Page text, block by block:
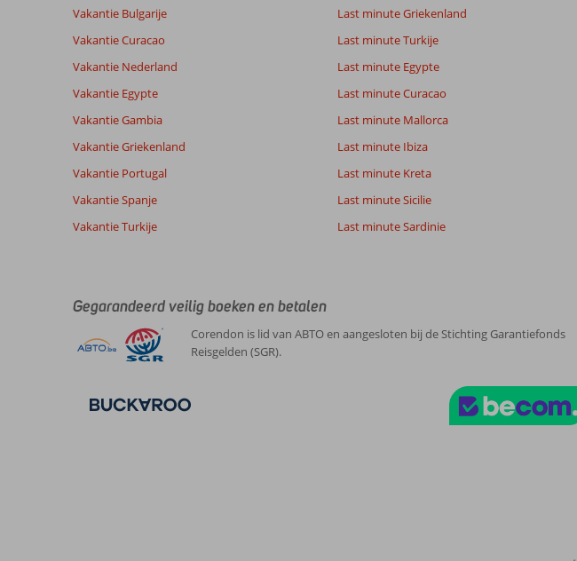
Vakantie Bulgarije
Vakantie Curacao
Vakantie Nederland
Vakantie Egypte
Vakantie Gambia
Vakantie Griekenland
Vakantie Portugal
Vakantie Spanje
Vakantie Turkije
Last minute Griekenland
Last minute Turkije
Last minute Egypte
Last minute Curacao
Last minute Mallorca
Last minute Ibiza
Last minute Kreta
Last minute Sicilie
Last minute Sardinie
Gegarandeerd veilig boeken en betalen
Corendon is lid van ABTO en aangesloten bij de Stichting Garantiefonds
Reisgelden (SGR).